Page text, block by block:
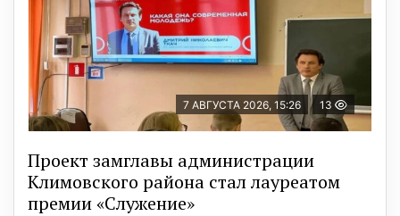
7 АВГУСТА 2026, 15:26 13
Проект замглавы администрации
Климовского района стал лауреатом
премии «Служение»